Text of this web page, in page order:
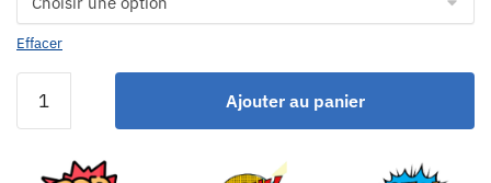
Effacer
Ajouter au panier